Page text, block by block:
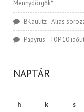
Mennydörgők*
BKaulitz-Alias
Papyrus - TOP 10
NAPTÁR
h
k s